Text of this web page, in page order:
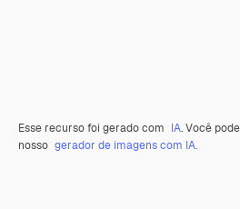
Esse recurso foi gerado com IA. Você
nosso gerador de imagens com IA.